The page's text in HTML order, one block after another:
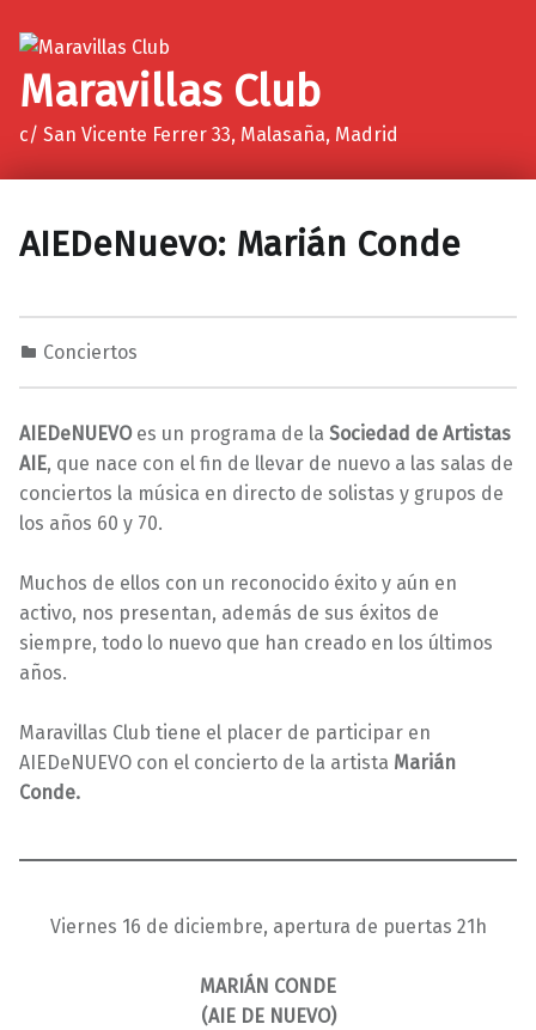
Maravillas Club
c/ San Vicente Ferrer 33, Malasaña, Madrid
AIEDeNuevo: Marián Conde
2
/
1
1
/
0
2
2
0
Conciertos
M
r
a
v
i
l
a
s
AIEDeNUEVOes un programa de la Sociedad de Artistas
AIE, que nace con el fin de llevar de nuevo a las salas de
conciertos la música en directo de solistas y grupos de
los años 60 y 70.
Muchos de ellos con un reconocido éxito y aún en
activo, nos presentan, además de sus éxitos de
siempre, todo lo nuevo que han creado en los últimos
años.
Maravillas Club tiene el placer de participar en
AIEDeNUEVO con el concierto de la artista Marián
Conde.
Viernes 16 de diciembre, apertura de puertas 21h
MARIÁN CONDE
(AIE DE NUEVO)